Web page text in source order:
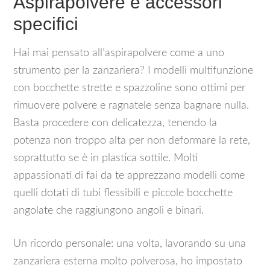
specifici
Hai mai pensato all’aspirapolvere come a uno
strumento per la zanzariera? I modelli multifunzione
con bocchette strette e spazzoline sono ottimi per
rimuovere polvere e ragnatele senza bagnare nulla.
Basta procedere con delicatezza, tenendo la
potenza non troppo alta per non deformare la rete,
soprattutto se è in plastica sottile. Molti
appassionati di fai da te apprezzano modelli come
quelli dotati di tubi flessibili e piccole bocchette
angolate che raggiungono angoli e binari.
Un ricordo personale: una volta, lavorando su una
zanzariera esterna molto polverosa, ho impostato